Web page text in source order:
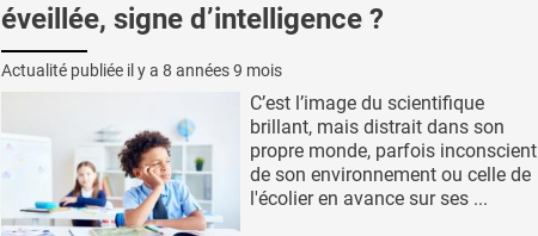
éveillée, signe d’intelligence ?
Actualité publiée il y a 8 années 9 mois
C’est l’image du scientifique
brillant, mais distrait dans son
propre monde, parfois inconscient
de son environnement ou celle de
l'écolier en avance sur ses ...